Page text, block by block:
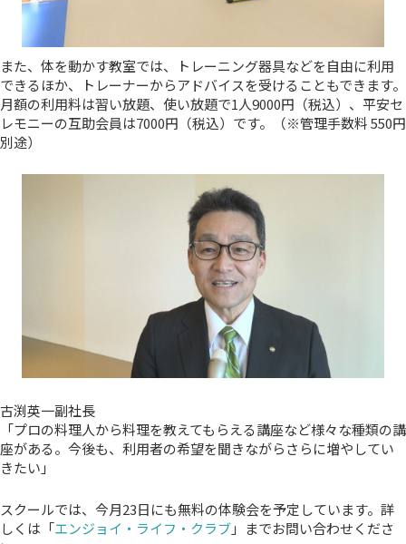
また、体を動かす教室では、トレーニング器具などを自由に利用
できるほか、トレーナーからアドバイスを受けることもできます。
月額の利用料は習い放題、使い放題で1人9000円（税込）、平安セ
レモニーの互助会員は7000円（税込）です。（※管理手数料 550円
別途）
古渕英一副社長
「プロの料理人から料理を教えてもらえる講座など様々な種類の講
座がある。今後も、利用者の希望を聞きながらさらに増やしてい
きたい」
スクールでは、今月23日にも無料の体験会を予定しています。詳
しくは「エンジョイ・ライフ・クラブ」までお問い合わせくださ